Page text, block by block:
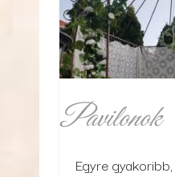
Pavilonok
Egyre